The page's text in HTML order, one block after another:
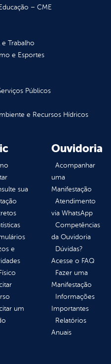
– CME
Trabalho
e Esportes
Públicos
e Recursos Hídricos
sua
e
um
Ouvidoria
Acompanhar
uma
Manifestação
Atendimento
via WhatsApp
Competências
da Ouvidoria
Dúvidas?
Acesse o FAQ
Fazer uma
Manifestação
Informações
Importantes
Relatórios
Anuais